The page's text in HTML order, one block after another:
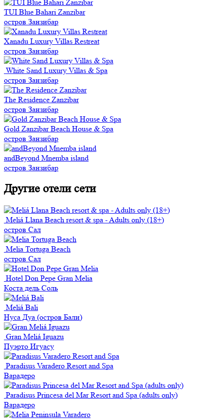
TUI Blue Bahari Zanzibar
остров Занзибар
Xanadu Luxury Villas Restreat
остров Занзибар
White Sand Luxury Villas & Spa
остров Занзибар
The Residence Zanzibar
остров Занзибар
Gold Zanzibar Beach House & Spa
остров Занзибар
andBeyond Mnemba island
остров Занзибар
Другие отели сети
Meliá Llana Beach resort & spa - Adults only (18+)
остров Сал
Melia Tortuga Beach
остров Сал
Hotel Don Pepe Gran Melia
Коста дель Соль
Meliá Bali
Нуса Дуа (остров Бали)
Gran Meliá Iguazu
Пуэрто Игуасу
Paradisus Varadero Resort and Spa
Варадеро
Paradisus Princesa del Mar Resort and Spa (adults only)
Варадеро